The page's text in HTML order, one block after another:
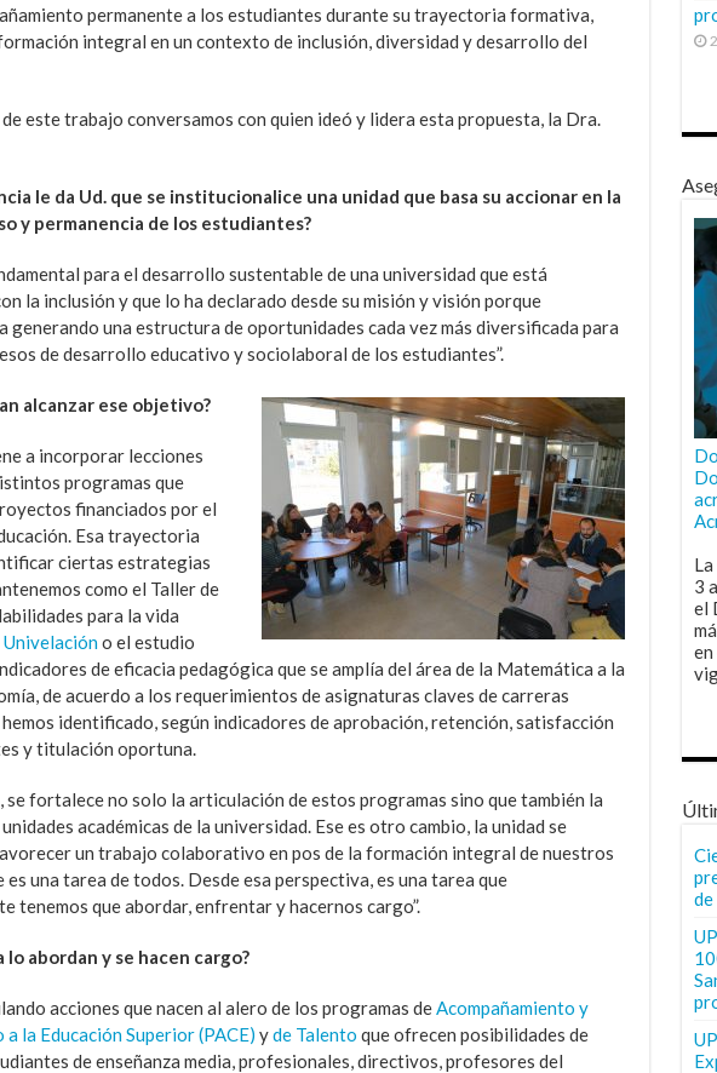
permanente a los estudiantes durante su trayectoria formativa,
integral en un contexto de inclusión, diversidad y desarrollo del
este trabajo conversamos con quien ideó y lidera esta propuesta, la Dra.
le da Ud. que se institucionalice una unidad que basa su accionar en la
y permanencia de los estudiantes?
para el desarrollo sustentable de una universidad que está
la inclusión y que lo ha declarado desde su misión y visión porque
generando una estructura de oportunidades cada vez más diversificada para
de desarrollo educativo y sociolaboral de los estudiantes”.
alcanzar ese objetivo?
a incorporar lecciones
programas que
financiados por el
Esa trayectoria
ciertas estrategias
como el Taller de
para la vida
Univelacióno el estudio
de eficacia pedagógica que se amplía del área de la Matemática a la
de acuerdo a los requerimientos de asignaturas claves de carreras
identificado, según indicadores de aprobación, retención, satisfacción
y titulación oportuna.
se fortalece no solo la articulación de estos programas sino que también la
académicas de la universidad. Ese es otro cambio, la unidad se
un trabajo colaborativo en pos de la formación integral de nuestros
es una tarea de todos. Desde esa perspectiva, es una tarea que
tenemos que abordar, enfrentar y hacernos cargo”.
lo abordan y se hacen cargo?
acciones que nacen al alero de los programas de Acompañamiento y
la Educación Superior (PACE) yde Talento que ofrecen posibilidades de
de enseñanza media, profesionales, directivos, profesores del
3
el